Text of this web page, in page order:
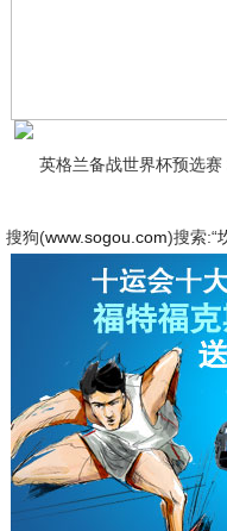
英格兰备战世界杯预选赛
搜狗(www.sogou.com)搜索:“